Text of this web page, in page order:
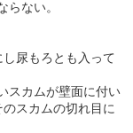
ない。
尿もろとも入って
スカムが壁面に付い
スカムの切れ目に